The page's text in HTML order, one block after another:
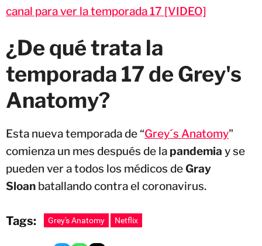
canal para ver la temporada 17 [VIDEO]
¿De qué trata la
temporada 17 de Grey's
Anatomy?
Esta nueva temporada de “Grey´s Anatomy"
comienza un mes después de la pandemia y se
pueden ver a todos los médicos deGray
Sloan batallando contra el coronavirus.
Tags: Grey's Anatomy Netflix